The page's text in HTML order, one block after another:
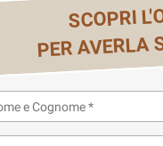
SCOPRI
PER AVERLA